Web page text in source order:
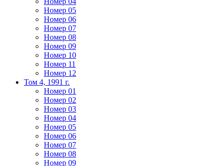
Номер 05
Номер 06
Номер 07
Номер 08
Номер 09
Номер 10
Номер 11
Номер 12
Том 4, 1991 г.
Номер 01
Номер 02
Номер 03
Номер 04
Номер 05
Номер 06
Номер 07
Номер 08
Номер 09